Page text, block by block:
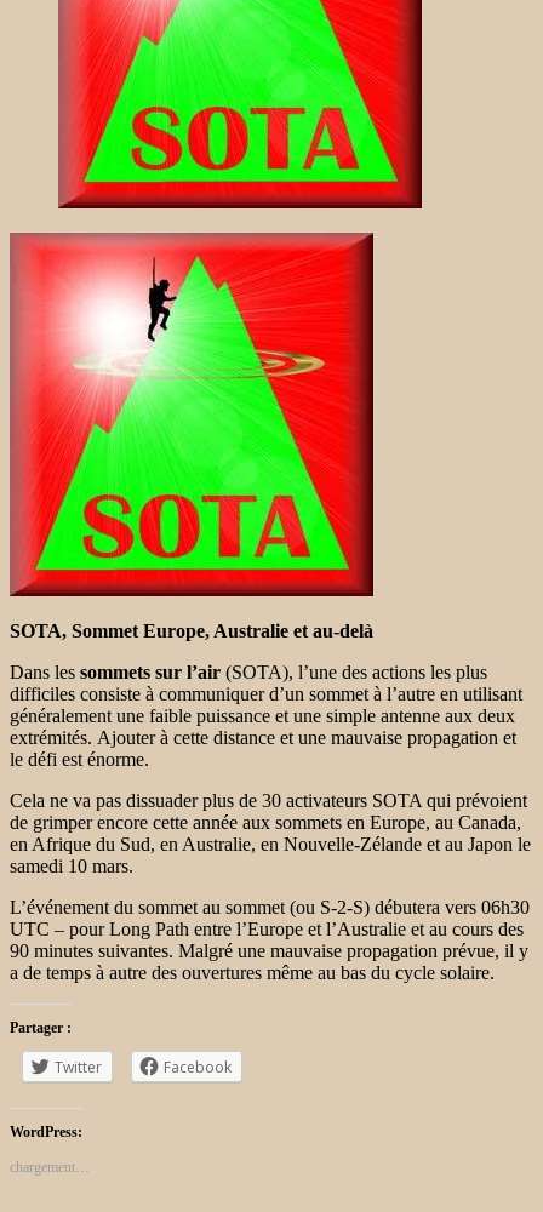
SOTA, Sommet Europe, Australie et au-delà
Dans les sommets sur l’air (SOTA), l’une des actions les plus
difficiles consiste à communiquer d’un sommet à l’autre en utilisant
généralement une faible puissance et une simple antenne aux deux
extrémités. Ajouter à cette distance et une mauvaise propagation et
le défi est énorme.
Cela ne va pas dissuader plus de 30 activateurs SOTA qui prévoient
de grimper encore cette année aux sommets en Europe, au Canada,
en Afrique du Sud, en Australie, en Nouvelle-Zélande et au Japon le
samedi 10 mars.
L’événement du sommet au sommet (ou S-2-S) débutera vers 06h30
UTC – pour Long Path entre l’Europe et l’Australie et au cours des
90 minutes suivantes. Malgré une mauvaise propagation prévue, il y
a de temps à autre des ouvertures même au bas du cycle solaire.
Partager :
Twitter Facebook
WordPress:
chargement…